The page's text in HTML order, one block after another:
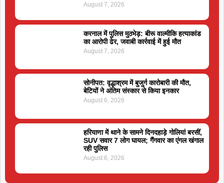
August 7, 2026
करनाल में पुलिस मुठभेड़: बीरू वाल्मीकि हत्याकांड
का आरोपी ढेर, जवाबी कार्रवाई में हुई मौत
August 7, 2026
सोनीपत: वृद्धाश्रम में बुजुर्ग कारोबारी की मौत,
बेटियों ने अंतिम संस्कार से किया इनकार
August 6, 2026
हरियाणा में थाने के सामने दिनदहाड़े गोलियां बरसीं,
SUV सवार 7 लोग घायल; गैंगवार का एंगल खंगाल
रही पुलिस
August 6, 2026